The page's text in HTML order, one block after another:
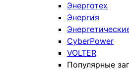
Энерготех
Энергия
CyberPower
VOLTER
Популярные